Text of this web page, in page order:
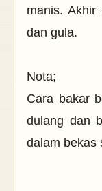
manis.
dan gula.
Nota;
Cara bakar
dulang dan
dalam bekas